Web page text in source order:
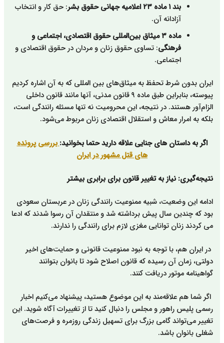
بند ۱ ماده ۲۳ اعلامیه جهانی حقوق بشر
: حق کار و انتخاب
آزادانه آن.
ماده ۳ میثاق بین‌المللی حقوق اقتصادی، اجتماعی و
فرهنگی: تساوی حقوق زنان و مردان در حقوق اقتصادی و
اجتماعی.
ایران بدون شرط تحفظ به میثاق‌های بین المللی که به آن اشاره کردیم
پیوسته، بنابراین طبق ماده ۹ قانون مدنی، آنها مانند قانون داخلی
الزام‌آور هستند. در نتیجه، این محرومیت نه تنها مسئله رانندگی است،
بلکه به امرار معاش و استقلال اقتصادی زنان مربوط می‌شود.
اگر به داستان های جنایی علاقه دارید حتما بخوانید:بررسی پرونده
های قتل مشهور در ایران
نتیجه‌گیری: نیاز به تغییر قانون برای برابری بیشتر
ادامه این وضعیت، شبیه ممنوعیت رانندگی زنان در عربستان سعودی
بود که چندین سال پیش برداشته شد و منتقدان آن رسوا شدند که ادعا
می کردند زنان توانایی مغزی لازم برای رانندگی را ندارند.
در ایران هم، با توجه به نبود ممنوعیت قانونی و حمایت‌های اخیر
دولتی، زمان آن رسیده که قانون اصلاح شود تا بانوان بتوانند
گواهینامه موتور دریافت کنند.
اگر شما هم علاقه‌مند به این موضوع هستید، پیشنهاد می‌کنیم اخبار
رسمی پلیس راهور و مجلس را دنبال کنید تا از تغییرات آگاه شوید. این
تغییر می‌تواند گامی بزرگ برای تسهیل زندگی روزمره و فرصت‌های
شغلی بانوان باشد.